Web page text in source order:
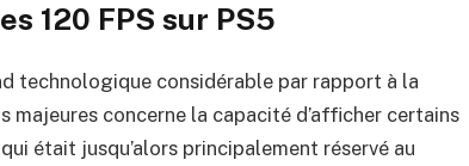
120 FPS sur PS5
technologique considérable par rapport à la
majeures concerne la capacité d’afficher certains
était jusqu’alors principalement réservé au